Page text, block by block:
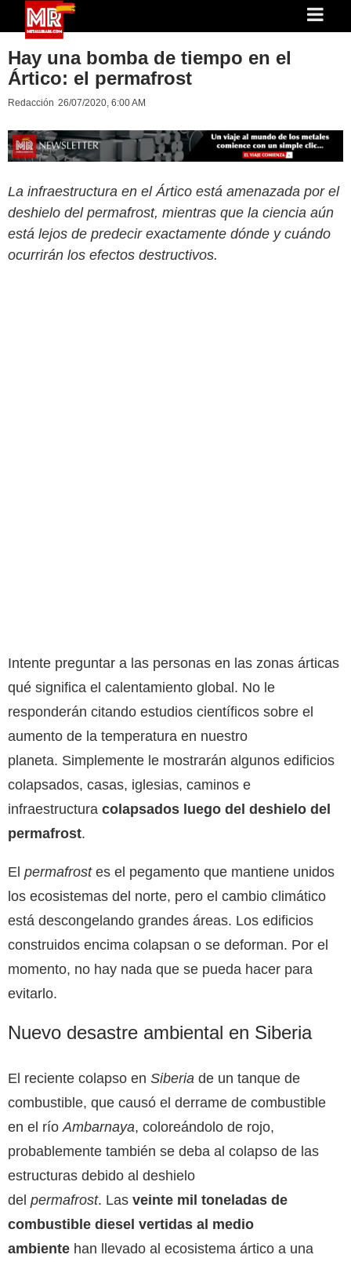
Hay una bomba de tiempo en el
Ártico: el permafrost
Redacción 26/07/2020, 6:00 AM
La infraestructura en el Ártico está amenazada por el
deshielo del permafrost, mientras que la ciencia aún
está lejos de predecir exactamente dónde y cuándo
ocurrirán los efectos destructivos.
Intente preguntar a las personas en las zonas árticas
qué significa el calentamiento global. No le
responderán citando estudios científicos sobre el
aumento de la temperatura en nuestro
planeta. Simplemente le mostrarán algunos edificios
colapsados, casas, iglesias, caminos e
infraestructura colapsados ​​luego del deshielo del
permafrost.
El permafrostes el pegamento que mantiene unidos
los ecosistemas del norte, pero el cambio climático
está descongelando grandes áreas. Los edificios
construidos encima colapsan o se deforman. Por el
momento, no hay nada que se pueda hacer para
evitarlo.
Nuevo desastre ambiental en Siberia
El reciente colapso en Siberia de un tanque de
combustible, que causó el derrame de combustible
en el río Ambarnaya, coloreándolo de rojo,
probablemente también se deba al colapso de las
estructuras debido al deshielo
del permafrost. Las veinte mil toneladas de
combustible diesel vertidas al medio
ambiente han llevado al ecosistema ártico a una